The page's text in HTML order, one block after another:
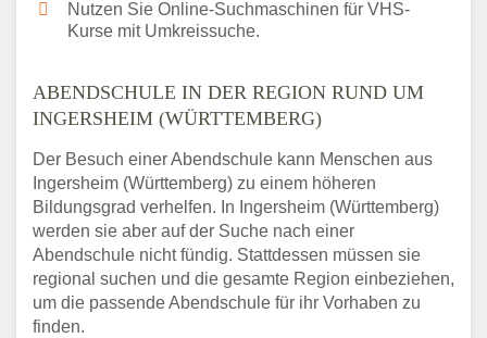
Nutzen Sie Online-Suchmaschinen für VHS-
Kurse mit Umkreissuche.
ABENDSCHULE IN DER REGION RUND UM
INGERSHEIM (WÜRTTEMBERG)
Der Besuch einer Abendschule kann Menschen aus
Ingersheim (Württemberg) zu einem höheren
Bildungsgrad verhelfen. In Ingersheim (Württemberg)
werden sie aber auf der Suche nach einer
Abendschule nicht fündig. Stattdessen müssen sie
regional suchen und die gesamte Region einbeziehen,
um die passende Abendschule für ihr Vorhaben zu
finden.